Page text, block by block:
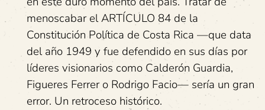
menoscabar el ARTÍCULO 84 de la
Constitución Política de Costa Rica —que data
del año 1949 y fue defendido en sus días por
líderes visionarios como Calderón Guardia,
Figueres Ferrer o Rodrigo Facio— sería un gran
error. Un retroceso histórico.